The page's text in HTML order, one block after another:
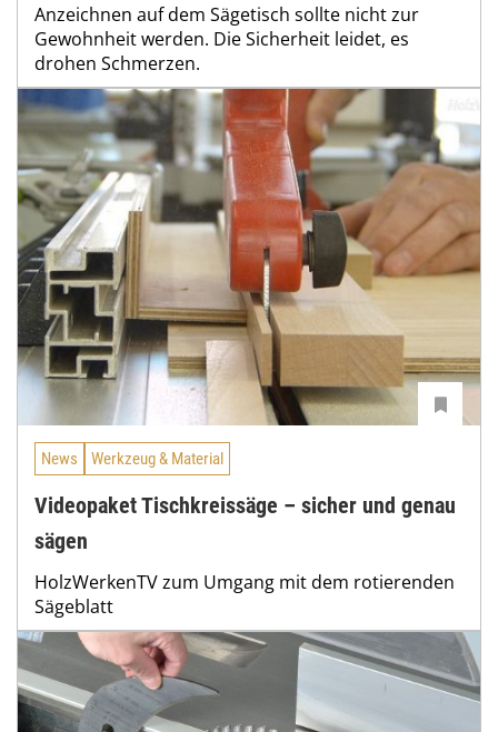
Anzeichnen auf dem Sägetisch sollte nicht zur
Gewohnheit werden. Die Sicherheit leidet, es
drohen Schmerzen.
News Werkzeug & Material
Videopaket Tischkreissäge – sicher und genau
sägen
HolzWerkenTV zum Umgang mit dem rotierenden
Sägeblatt